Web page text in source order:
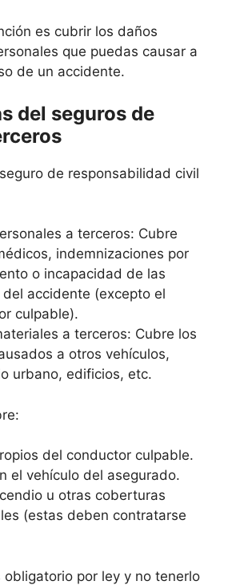
es cubrir los daños
que puedas causar a
de un accidente.
del seguros de
de responsabilidad civil
a terceros: Cubre
indemnizaciones por
o incapacidad de las
accidente (excepto el
culpable).
a terceros: Cubre los
a otros vehículos,
urbano, edificios, etc.
del conductor culpable.
el vehículo del asegurado.
u otras coberturas
(estas deben contratarse
obligatorio por ley y no tenerlo